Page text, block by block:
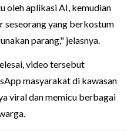
oleh aplikasi AI, kemudian
seseorang yang berkostum
parang," jelasnya.
video tersebut
masyarakat di kawasan
viral dan memicu berbagai